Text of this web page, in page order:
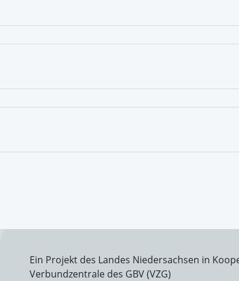
Ein Projekt des Landes Niedersachsen in
Verbundzentrale des GBV (VZG)